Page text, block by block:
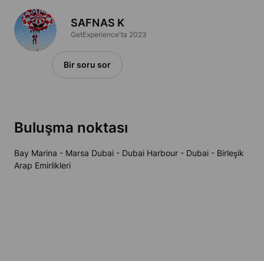
SAFNAS K
GetExperience'ta 2023
Bir soru sor
Buluşma noktası
Bay Marina - Marsa Dubai - Dubai Harbour - Dubai - Birleşik
Arap Emirlikleri